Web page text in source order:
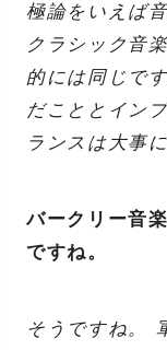
極論をいえば
クラシック音
的には同じで
だこととイン
ランスは大事
バークリー音
ですね。
そうですね。